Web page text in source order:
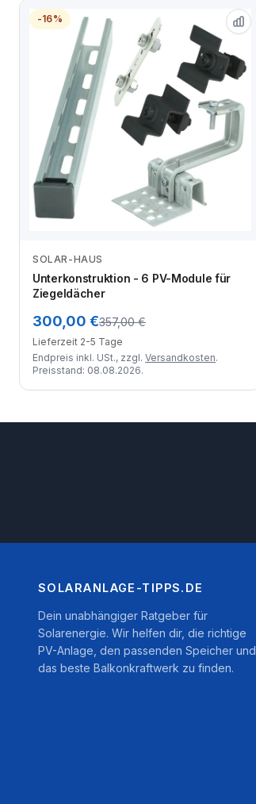
-16%
Zum Angebot
SOLAR-HAUS
Unterkonstruktion - 6 PV-Module für
Ziegeldächer
300,00 €357,00 €
Lieferzeit 2-5 Tage
Endpreis inkl. USt., zzgl. Versandkosten.
Preisstand: 08.08.2026.
SOLARANLAGE-TIPPS.DE
Dein unabhängiger Ratgeber für
Solarenergie. Wir helfen dir, die richtige
PV-Anlage, den passenden Speicher und
das beste Balkonkraftwerk zu finden.